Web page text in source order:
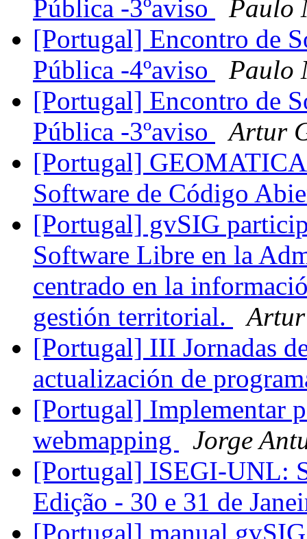
Pública -3ºaviso
Paulo
[Portugal] Encontro de
Pública -4ºaviso
Paulo
[Portugal] Encontro de
Pública -3ºaviso
Artur
[Portugal]
Software de Código
[Portugal] gvSIG
Software Libre en la
centrado en la
gestión territorial.
[Portugal] III Jornadas
actualización de
[Portugal] Implementar
webmapping
Jorge
[Portugal] ISEGI-UNL:
Edição - 30 e 31 de
[Portugal] manual